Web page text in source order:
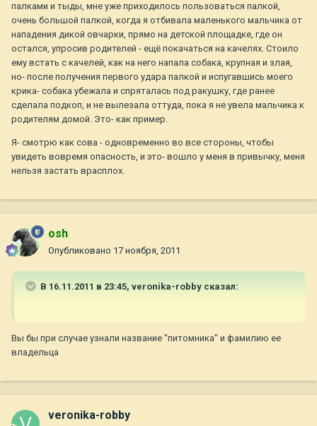
палками и тыды, мне уже приходилось пользоваться палкой,
очень большой палкой, когда я отбивала маленького мальчика от
нападения дикой овчарки, прямо на детской площадке, где он
остался, упросив родителей - ещё покачаться на качелях. Стоило
ему встать с качелей, как на него напала собака, крупная и злая,
но- после получения первого удара палкой и испугавшись моего
крика- собака убежала и спряталась под ракушку, где ранее
сделала подкоп, и не вылезала оттуда, пока я не увела мальчика к
родителям домой. Это- как пример.
Я- смотрю как сова - одновременно во все стороны, чтобы
увидеть вовремя опасность, и это- вошло у меня в привычку, меня
нельзя застать врасплох.
osh
Опубликовано 17 ноября, 2011
В 16.11.2011 в 23:45, veronika-robby сказал:
Вы бы при случае узнали название "питомника" и фамилию ее
владельца
veronika-robby